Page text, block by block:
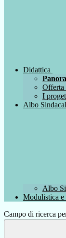
Didattica
Offerta
I
Albo
Albo
Modulistica
Campo di ricerca